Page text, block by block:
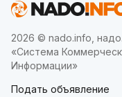
2026 © nado.info,
«Система
Информации»
Подать объявление